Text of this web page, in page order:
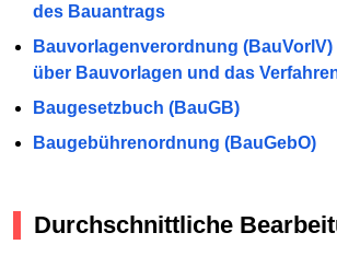
des Bauantrags
Bauvorlagenverordnung (BauVorlV)
über Bauvorlagen und das
Baugesetzbuch (BauGB)
Baugebührenordnung (BauGebO)
Durchschnittliche